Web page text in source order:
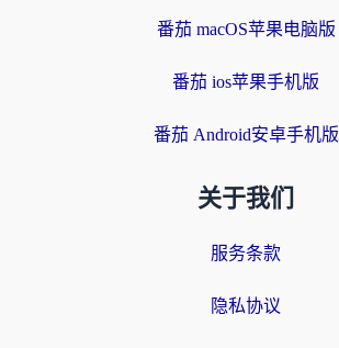
番茄 macOS苹果电脑版
番茄 ios苹果手机版
番茄 Android安卓手机版
关于我们
服务条款
隐私协议